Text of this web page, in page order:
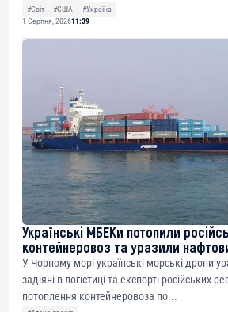
#Світ
#США
#Україна
1 Серпня, 202611:39
Українські МБЕКи потопили
контейнеровоз та уразили
У Чорному морі українські морські дрони
задіяні в логістиці та експорті російських
потоплення контейнеровоза по...